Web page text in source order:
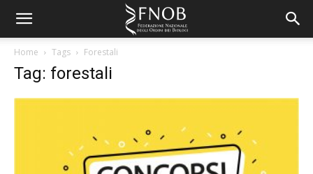
Home Tags Forestali
Tag: forestali